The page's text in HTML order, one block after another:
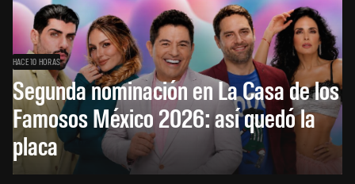
HACE 10 HORAS
Segunda nominación en La Casa de los
Famosos México 2026: así quedó la
placa